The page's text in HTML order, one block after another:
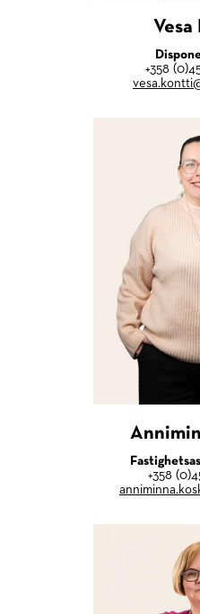
Vesa
+358
+358